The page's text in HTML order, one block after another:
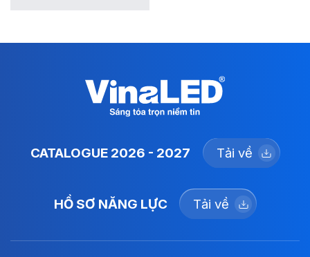
CATALOGUE 2026 - 2027 Tải về
HỒ SƠ NĂNG LỰC Tải về